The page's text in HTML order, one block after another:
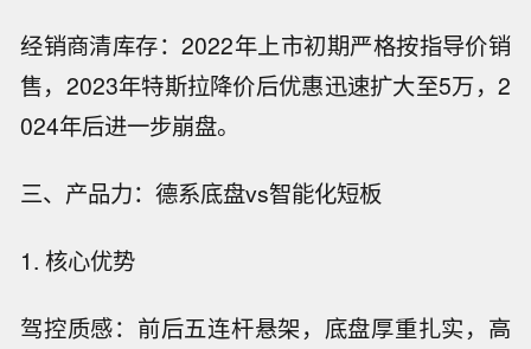
经销商清库存：2022年上市初期严格按指导价销
售，2023年特斯拉降价后优惠迅速扩大至5万，2
024年后进一步崩盘。
三、产品力：德系底盘vs智能化短板
1. 核心优势
驾控质感：前后五连杆悬架，底盘厚重扎实，高